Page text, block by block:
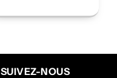
SUIVEZ-NOUS